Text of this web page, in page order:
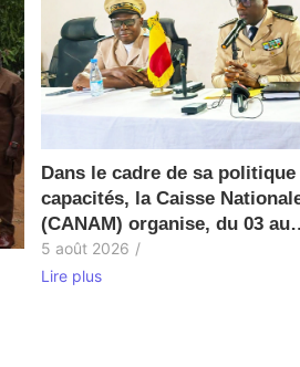
Dans le cadre de sa
capacités, la Caisse
(CANAM) organise, du 03
5 août 2026 /
Lire plus